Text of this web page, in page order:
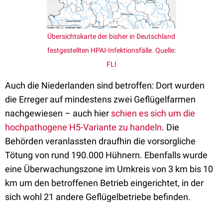
Übersichtskarte der bisher in Deutschland
festgestellten HPAI-Infektionsfälle. Quelle:
FLI
Auch die Niederlanden sind betroffen: Dort wurden
die Erreger auf mindestens zwei Geflügelfarmen
nachgewiesen – auch hier schien es sich um die
hochpathogene H5-Variante zu handeln. Die
Behörden veranlassten draufhin die vorsorgliche
Tötung von rund 190.000 Hühnern. Ebenfalls wurde
eine Überwachungszone im Umkreis von 3 km bis 10
km um den betroffenen Betrieb eingerichtet, in der
sich wohl 21 andere Geflügelbetriebe befinden.